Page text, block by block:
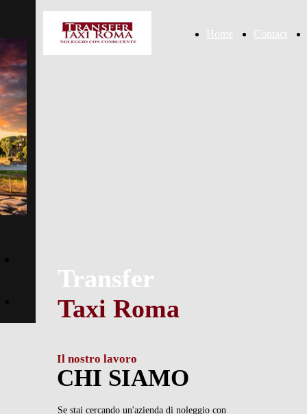
Home Contact
Transfer
Taxi Roma
Il nostro lavoro
CHI SIAMO
Se stai cercando un'azienda di noleggio con